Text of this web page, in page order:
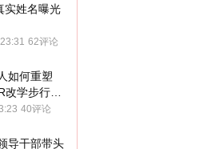
实姓名曝光
62评论
如何重塑
改学步行
40评论
导干部带头